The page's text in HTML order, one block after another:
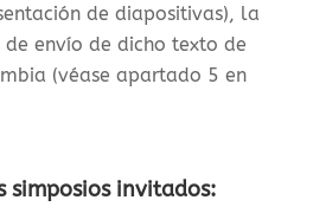
de diapositivas), la
envío de dicho texto de
(véase apartado 5 en
simposios invitados: